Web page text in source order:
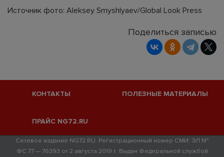
Источник фото: Aleksey Smyshlyaev/Global Look Press
Поделиться записью
КОНТАКТЫ ПОЛЕЗНЫЕ МАТЕРИАЛЫ
ПРАЙС NG72.RU
Сетевое издание NG72.RU. Регистрационный номер СМИ: ЭЛ №
ФС 77 — 76393 от 2 августа 2019 г. Выдан Федеральной службой